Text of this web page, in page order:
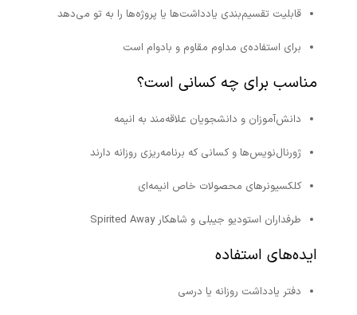
قابلیت تقسیم‌بندی یادداشت‌ها یا پروژه‌ها را به تو می‌دهد
برای استفاده‌ی مداوم مقاوم و بادوام است
مناسب برای چه کسانی است؟
دانش‌آموزان و دانشجویان علاقه‌مند به انیمه
ژورنال‌نویس‌ها و کسانی که برنامه‌ریزی روزانه دارند
کلکسیونرهای محصولات خاص انیمه‌ای
طرفداران استودیو جیبلی و شاهکار Spirited Away
ایده‌های استفاده
دفتر یادداشت روزانه یا درسی